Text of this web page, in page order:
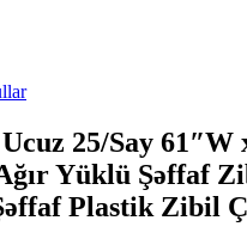
25/Say 61″W
Yüklü Şəffaf
Plastik Zibil